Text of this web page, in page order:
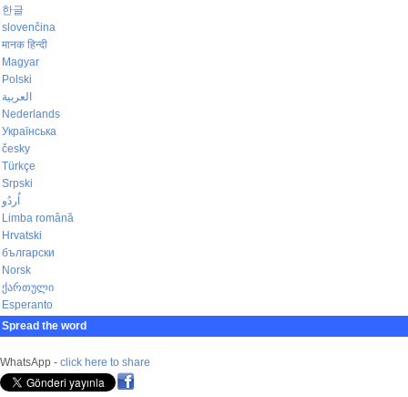
한글
slovenčina
मानक हिन्दी
Magyar
Polski
العربية
Nederlands
Українська
česky
Türkçe
Srpski
اُردُو
Limba română
Hrvatski
български
Norsk
ქართული
Esperanto
Spread the word
WhatsApp - click here to share